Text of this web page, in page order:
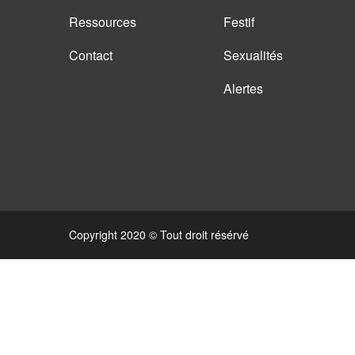
Ressources
Contact
Festif
Sexualités
Alertes
Copyright 2020 © Tout droit résérvé